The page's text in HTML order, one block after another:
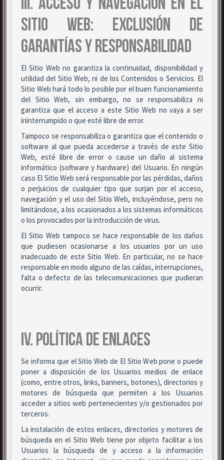
SITIO WEB: EXCLUSIÓN DE
GARANTÍAS Y RESPONSABILIDAD
El Sitio Web no garantiza la continuidad, disponibilidad y
utilidad del Sitio Web, ni de los Contenidos o Servicios. El
Sitio Web hará todo lo posible por el buen funcionamiento
del Sitio Web, sin embargo, no se responsabiliza ni
garantiza que el acceso a este Sitio Web no vaya a ser
ininterrumpido o que esté libre de error.
Tampoco se responsabiliza o garantiza que el contenido o
software al que pueda accederse a través de este Sitio
Web, esté libre de error o cause un daño al sistema
informático (software y hardware) del Usuario. En ningún
caso El Sitio Web será responsable por las pérdidas, daños
o perjuicios de cualquier tipo que surjan por el acceso,
navegación y el uso del Sitio Web, incluyéndose, pero no
limitándose, a los ocasionados a los sistemas informáticos
o los provocados por la introducción de virus.
El Sitio Web tampoco se hace responsable de los daños
que pudiesen ocasionarse a los usuarios por un uso
inadecuado de este Sitio Web. En particular, no se hace
responsable en modo alguno de las caídas, interrupciones,
falta o defecto de las telecomunicaciones que pudieran
ocurrir.
IV. POLÍTICA DE ENLACES
Se informa que el Sitio Web de El Sitio Web pone o puede
poner a disposición de los Usuarios medios de enlace
(como, entre otros, links, banners, botones), directorios y
motores de búsqueda que permiten a los Usuarios
acceder a sitios web pertenecientes y/o gestionados por
terceros.
La instalación de estos enlaces, directorios y motores de
búsqueda en el Sitio Web tiene por objeto facilitar a los
Usuarios la búsqueda de y acceso a la información